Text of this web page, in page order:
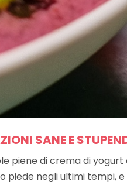
SANE E
piene di crema di
piede negli ultimi tempi,